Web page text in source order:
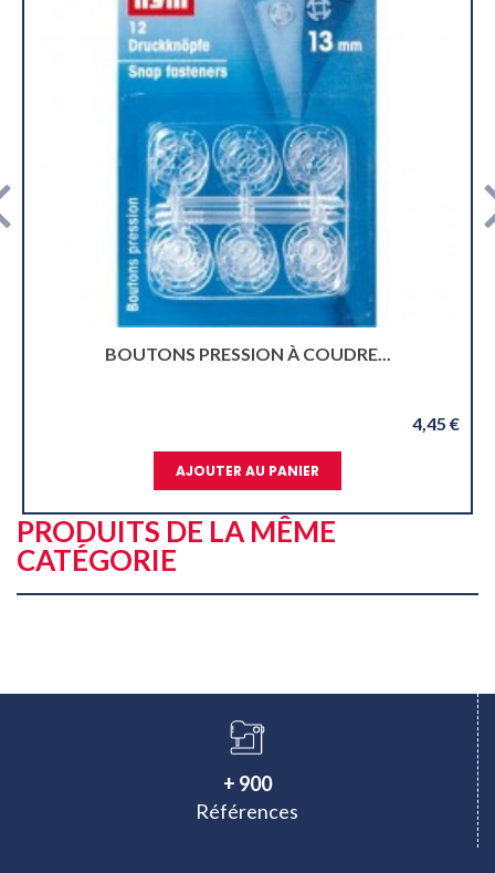
PRODUITS DE LA MÊME
CATÉGORIE
PRESSION À COUDRE...
AJOUTER AU PANIER
+ 900
Références